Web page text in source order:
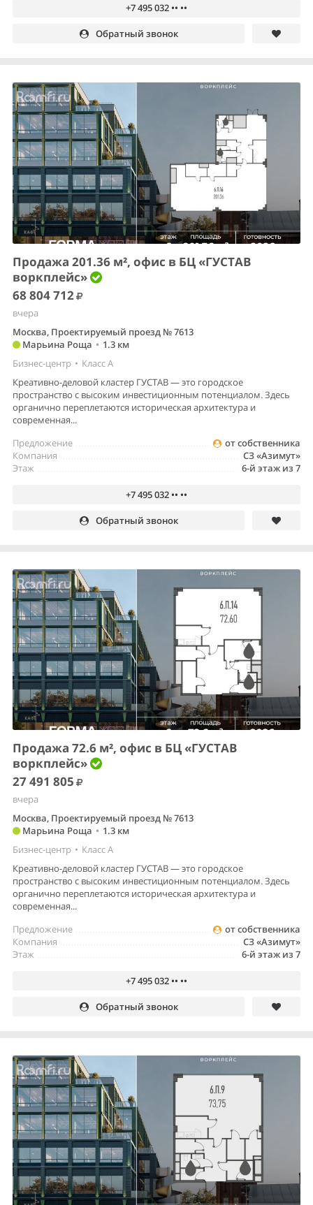
+7 495 032 •• ••
Обратный звонок
Продажа 201.36 м², офис в БЦ «ГУСТАВ
воркплейс»
68 804 712
вчера
Москва, Проектируемый проезд № 7613
Марьина Роща • 1.3 км
Бизнес-центр • Класс A
Креативно-деловой кластер ГУСТАВ — это городское
пространство с высоким инвестиционным потенциалом. Здесь
органично переплетаются историческая архитектура и
современная...
от собственника
Предложение
СЗ «Азимут»
Компания
6-й этаж из 7
Этаж
+7 495 032 •• ••
Обратный звонок
Продажа 72.6 м², офис в БЦ «ГУСТАВ
воркплейс»
27 491 805
вчера
Москва, Проектируемый проезд № 7613
Марьина Роща • 1.3 км
Бизнес-центр • Класс A
Креативно-деловой кластер ГУСТАВ — это городское
пространство с высоким инвестиционным потенциалом. Здесь
органично переплетаются историческая архитектура и
современная...
от собственника
Предложение
СЗ «Азимут»
Компания
6-й этаж из 7
Этаж
+7 495 032 •• ••
Обратный звонок